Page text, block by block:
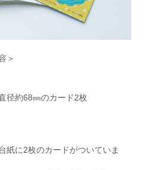
＞
径約68㎜のカード2枚
紙に2枚のカードがついていま